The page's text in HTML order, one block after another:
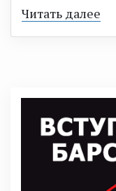
Читать далее